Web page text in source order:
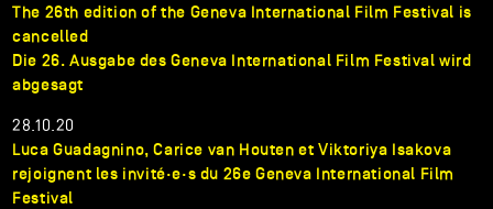
The 26th edition of the Geneva International Film Festival is
cancelled
Die 26. Ausgabe des Geneva International Film Festival wird
abgesagt
28.10.20
Luca Guadagnino, Carice van Houten et Viktoriya Isakova
rejoignent les invité·e·s du 26e Geneva International Film
Festival